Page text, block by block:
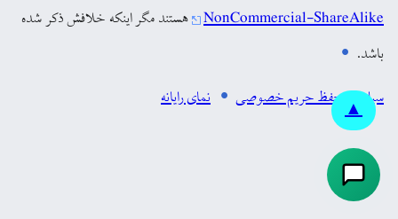
▲
NonCommercial-ShareAlike هستند مگر اینکه خلافش ذکر شده
باشد.
سیاست حفظ حریم خصوصی
نمای رایانه